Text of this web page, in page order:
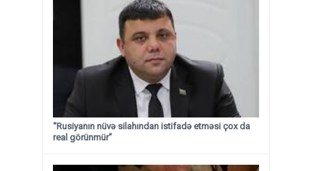
“Rusiyanın nüvə silahından istifadə etməsi çox da
real görünmür”